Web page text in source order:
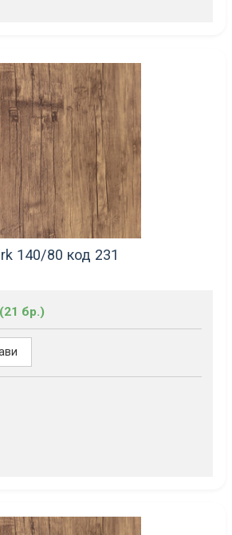
140/80 код 231
(21 бр.)